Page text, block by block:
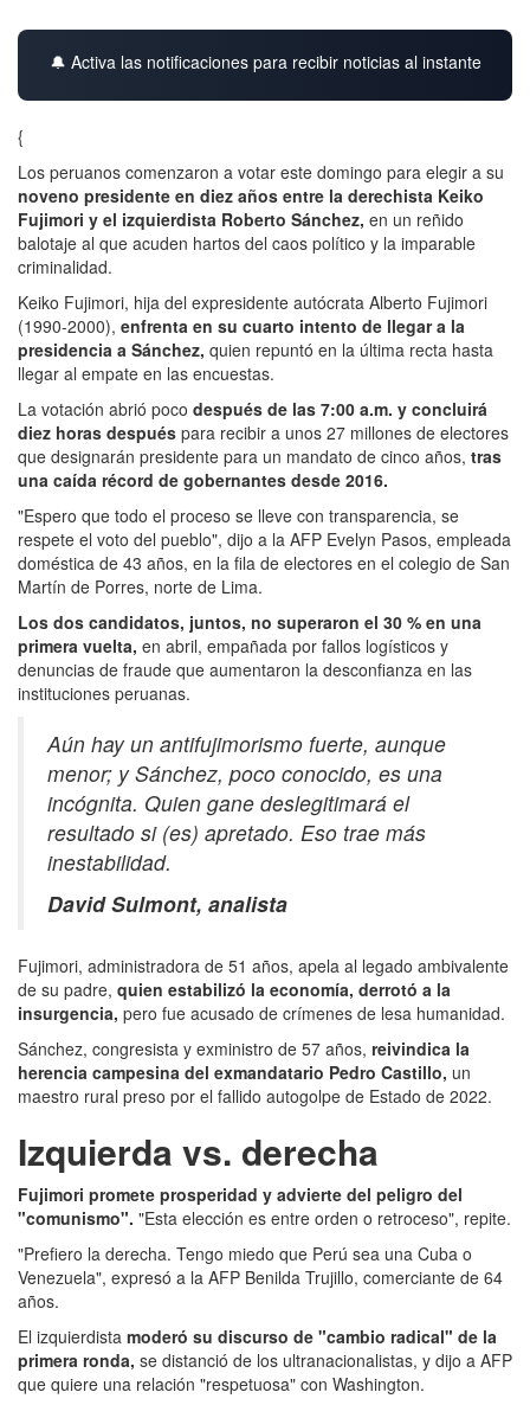
🔔 Activa las notificaciones para recibir noticias al instante
{
Los peruanos comenzaron a votar este domingo para elegir a su
noveno presidente en diez años entre la derechista Keiko
Fujimori y el izquierdista Roberto Sánchez, en un reñido
balotaje al que acuden hartos del caos político y la imparable
criminalidad.
Keiko Fujimori, hija del expresidente autócrata Alberto Fujimori
(1990-2000), enfrenta en su cuarto intento de llegar a la
presidencia a Sánchez, quien repuntó en la última recta hasta
llegar al empate en las encuestas.
La votación abrió poco después de las 7:00 a.m. y concluirá
diez horas después para recibir a unos 27 millones de electores
que designarán presidente para un mandato de cinco años, tras
una caída récord de gobernantes desde 2016.
"Espero que todo el proceso se lleve con transparencia, se
respete el voto del pueblo", dijo a la AFP Evelyn Pasos, empleada
doméstica de 43 años, en la fila de electores en el colegio de San
Martín de Porres, norte de Lima.
Los dos candidatos, juntos, no superaron el 30 % en una
primera vuelta, en abril, empañada por fallos logísticos y
denuncias de fraude que aumentaron la desconfianza en las
instituciones peruanas.
Aún hay un antifujimorismo fuerte, aunque
menor; y Sánchez, poco conocido, es una
incógnita. Quien gane deslegitimará el
resultado si (es) apretado. Eso trae más
inestabilidad.
David Sulmont, analista
Fujimori, administradora de 51 años, apela al legado ambivalente
de su padre, quien estabilizó la economía, derrotó a la
insurgencia, pero fue acusado de crímenes de lesa humanidad.
Sánchez, congresista y exministro de 57 años, reivindica la
herencia campesina del exmandatario Pedro Castillo, un
maestro rural preso por el fallido autogolpe de Estado de 2022.
Izquierda vs. derecha
Fujimori promete prosperidad y advierte del peligro del
"comunismo". "Esta elección es entre orden o retroceso", repite.
"Prefiero la derecha. Tengo miedo que Perú sea una Cuba o
Venezuela", expresó a la AFP Benilda Trujillo, comerciante de 64
años.
El izquierdista moderó su discurso de "cambio radical" de la
primera ronda, se distanció de los ultranacionalistas, y dijo a AFP
que quiere una relación "respetuosa" con Washington.